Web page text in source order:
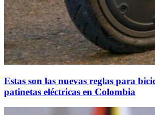
Estas son las nuevas reglas para
patinetas eléctricas en Colombia